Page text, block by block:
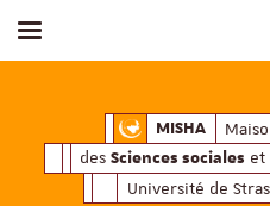
MISHAMaison
des Sciences sociales et
Université de
Afficher / masquer le menu